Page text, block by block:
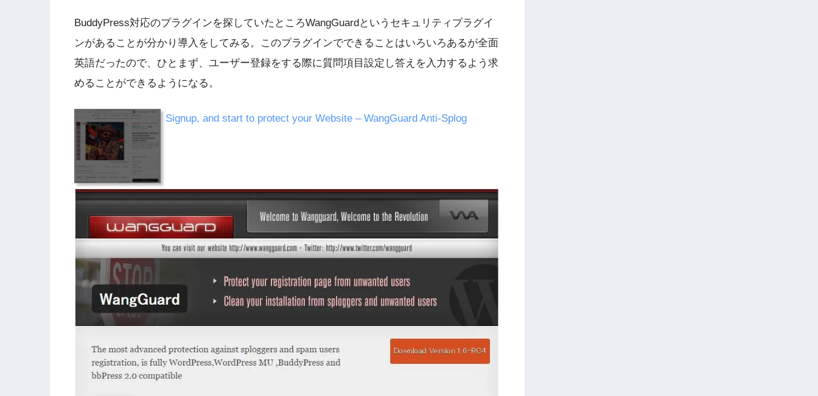
BuddyPress対応のプラグインを探していたところWangGuardというセキュリティプラグイ
ンがあることが分かり導入をしてみる。このプラグインでできることはいろいろあるが全面
英語だったので、ひとまず、ユーザー登録をする際に質問項目設定し答えを入力するよう求
めることができるようになる。
Signup, and start to protect your Website – WangGuard Anti-Splog